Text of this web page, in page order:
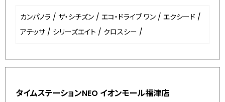
カンパノラ / ザ・シチズン / エコ・ドライブ ワン / エクシード /
アテッサ / シリーズエイト / クロスシー /
タイムステーションNEO イオンモール福津店